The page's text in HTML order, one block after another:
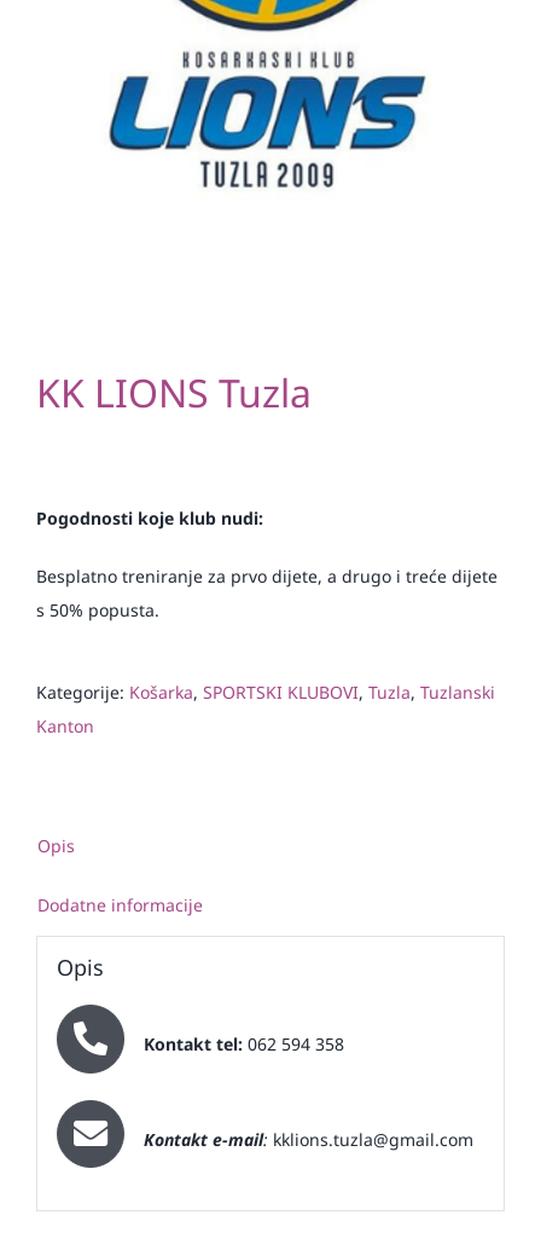
KK LIONS Tuzla
Pogodnosti koje klub nudi:
Besplatno treniranje za prvo dijete, a drugo i treće dijete
s 50% popusta.
Kategorije: Košarka, SPORTSKI KLUBOVI, Tuzla, Tuzlanski
Kanton
Opis
Dodatne informacije
Opis
Kontakt tel:062 594 358
Kontakt e-mail: kklions.tuzla@gmail.com